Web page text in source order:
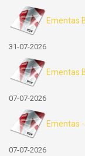
Ementas
31-07-2026
Ementas
07-07-2026
Ementas -
07-07-2026